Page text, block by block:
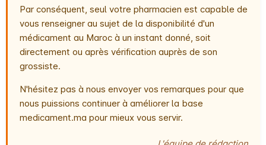
Par conséquent, seul votre pharmacien est capable de
vous renseigner au sujet de la disponibilité d'un
médicament au Maroc à un instant donné, soit
directement ou après vérification auprès de son
grossiste.
N'hésitez pas à nous envoyer vos remarques pour que
nous puissions continuer à améliorer la base
medicament.ma pour mieux vous servir.